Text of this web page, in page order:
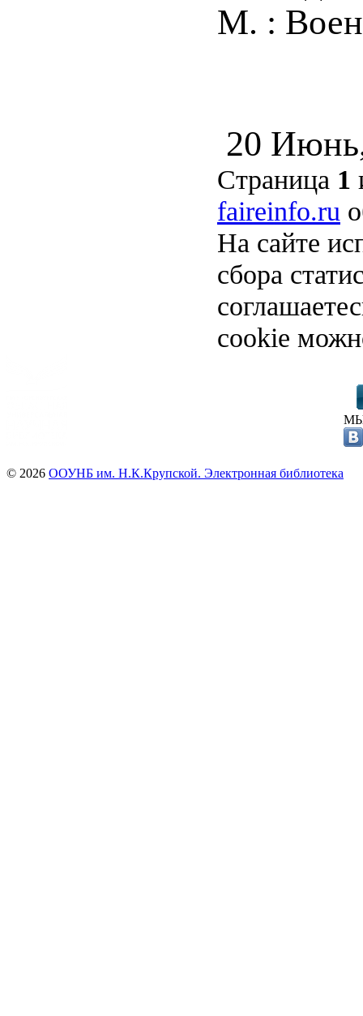
М. :
20
Страница 1
faireinfo.ru
На сайте
сбора
cookie
© 2026 ООУНБ им. Н.К.Крупской. Электронная библиотека